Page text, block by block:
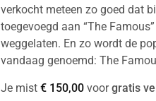
verkocht meteen zo goed dat
toegevoegd aan “The
weggelaten. En zo wordt de
vandaag genoemd: The
Je mist €150,00voorgratis